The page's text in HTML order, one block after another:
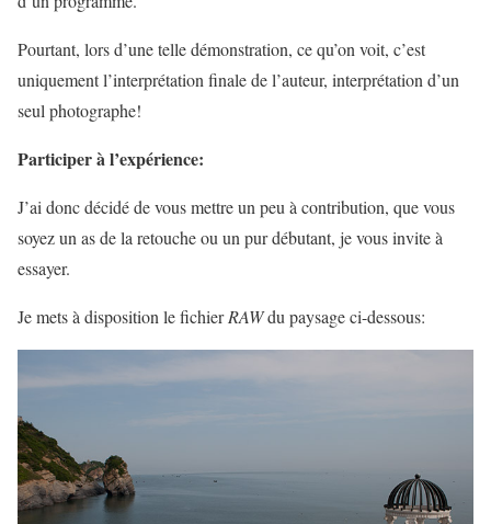
Pourtant, lors d’une telle démonstration, ce qu’on voit, c’est
uniquement l’interprétation finale de l’auteur, interprétation d’un
seul photographe!
Participer à l’expérience:
J’ai donc décidé de vous mettre un peu à contribution, que vous
soyez un as de la retouche ou un pur débutant, je vous invite à
essayer.
Je mets à disposition le fichierRAWdu paysage ci-dessous: